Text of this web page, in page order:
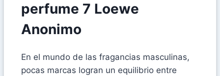
perfume 7 Loewe
Anonimo
En el mundo de las fragancias masculinas,
pocas marcas logran un equilibrio entre